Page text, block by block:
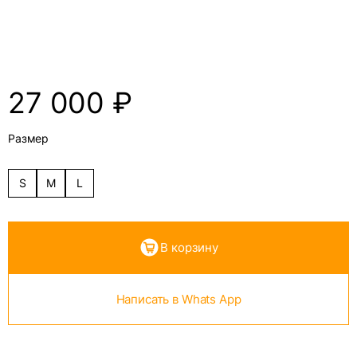
27 000 ₽
Размер
S M L
В корзину
Написать в Whats App